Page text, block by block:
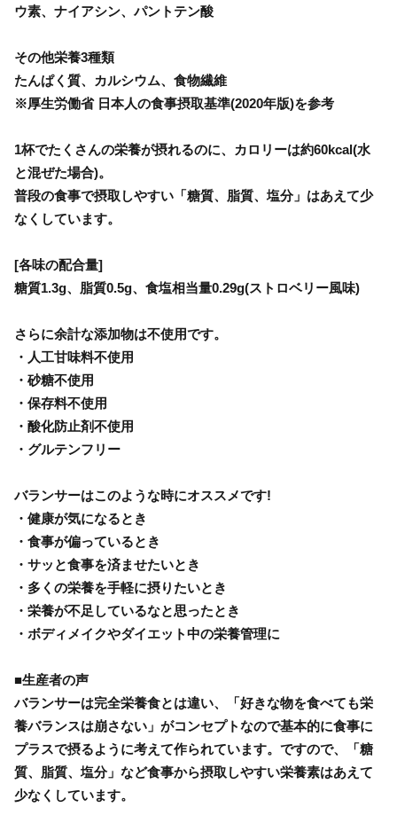
ウ素、ナイアシン、パントテン酸
その他栄養3種類
たんぱく質、カルシウム、食物繊維
※厚生労働省 日本人の食事摂取基準(2020年版)を参考
1杯でたくさんの栄養が摂れるのに、カロリーは約60kcal(水
と混ぜた場合)。
普段の食事で摂取しやすい「糖質、脂質、塩分」はあえて少
なくしています。
[各味の配合量]
糖質1.3g、脂質0.5g、食塩相当量0.29g(ストロベリー風味)
さらに余計な添加物は不使用です。
・人工甘味料不使用
・砂糖不使用
・保存料不使用
・酸化防止剤不使用
・グルテンフリー
バランサーはこのような時にオススメです!
・健康が気になるとき
・食事が偏っているとき
・サッと食事を済ませたいとき
・多くの栄養を手軽に摂りたいとき
・栄養が不足しているなと思ったとき
・ボディメイクやダイエット中の栄養管理に
■生産者の声
バランサーは完全栄養食とは違い、「好きな物を食べても栄
養バランスは崩さない」がコンセプトなので基本的に食事に
プラスで摂るように考えて作られています。ですので、「糖
質、脂質、塩分」など食事から摂取しやすい栄養素はあえて
少なくしています。